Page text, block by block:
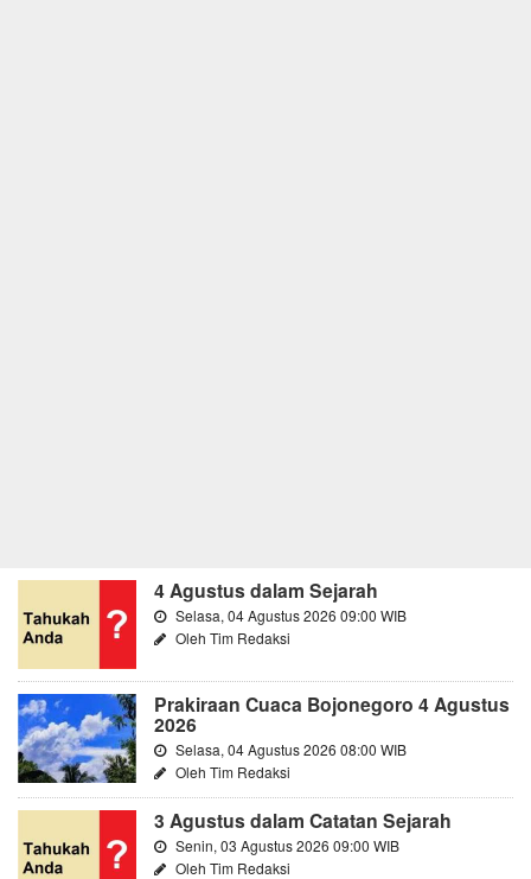
4 Agustus dalam Sejarah
Selasa, 04 Agustus 2026 09:00 WIB
Oleh Tim Redaksi
Prakiraan Cuaca Bojonegoro 4 Agustus
2026
Selasa, 04 Agustus 2026 08:00 WIB
Oleh Tim Redaksi
3 Agustus dalam Catatan Sejarah
Senin, 03 Agustus 2026 09:00 WIB
Oleh Tim Redaksi